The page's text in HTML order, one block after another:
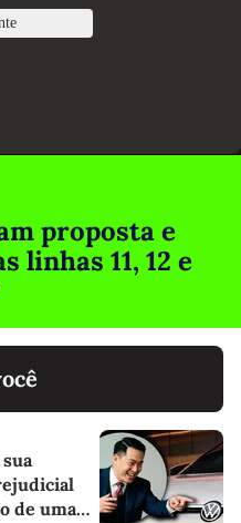
proposta e
linhas 11, 12 e
de uma